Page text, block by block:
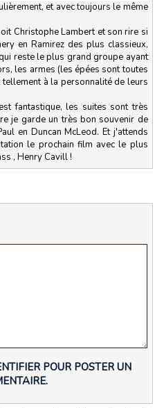
et avec toujours le même
Christophe Lambert et son rire si
en Ramirez des plus classieux,
reste le plus grand groupe ayant
les armes (les épées sont toutes
à la personnalité de leurs
fantastique, les suites sont très
je garde un très bon souvenir de
en Duncan McLeod. Et j'attends
le prochain film avec le plus
, Henry Cavill !
POUR POSTER UN